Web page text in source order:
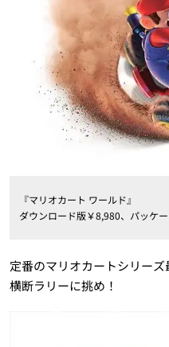
『マリオカート ワールド』
ダウンロード版￥8,980、パッケ
定番のマリオカートシリー
横断ラリーに挑め！